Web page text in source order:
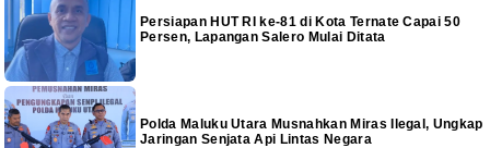
Persiapan HUT RI ke-81 di Kota Ternate Capai 50
Persen, Lapangan Salero Mulai Ditata
Polda Maluku Utara Musnahkan Miras Ilegal, Ungkap
Jaringan Senjata Api Lintas Negara